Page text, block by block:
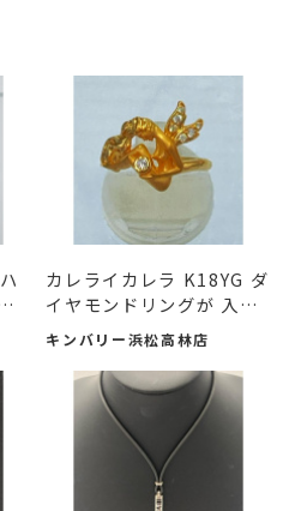
カレライカレラ K18YG ダ
イヤモンドリングが 入
荷...
キンバリー浜松高林店